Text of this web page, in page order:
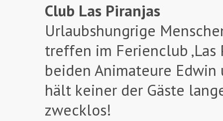
Club Las Piranjas
Urlaubshungrige
treffen im Ferienclub ‚Las
beiden Animateure Edwin
hält keiner der Gäste
zwecklos!